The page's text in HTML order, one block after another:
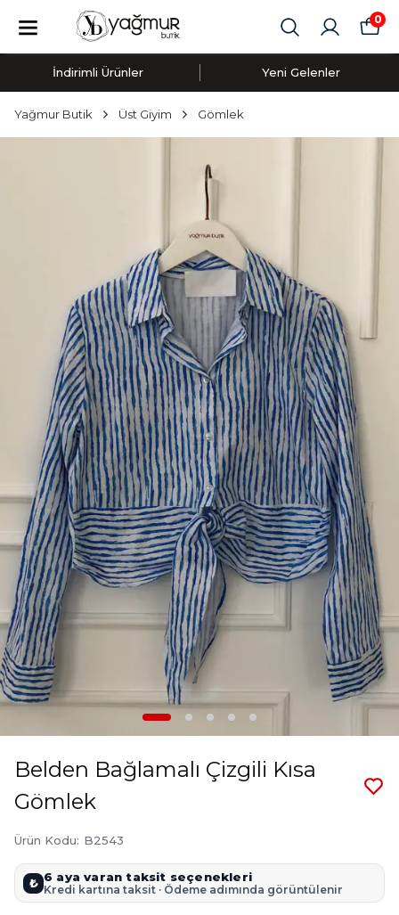
0
İndirimli Ürünler Yeni Gelenler
Yağmur Butik Üst Giyim Gömlek
Belden Bağlamalı Çizgili Kısa
Gömlek
Ürün Kodu: B2543
₺ 6 aya varan taksit seçenekleri
Kredi kartına taksit · Ödeme adımında görüntülenir